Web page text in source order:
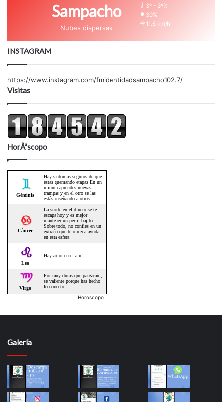
Sampacho
Nubes dispersas
3º - 3º%
39%
11.6 km/h
INSTAGRAM
https://www.instagram.com/fmidentidadsampacho102.7/
Visitas
HorÃ³scopo
Horoscopo
Galería